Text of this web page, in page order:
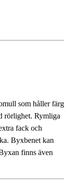
som håller färg
rörlighet. Rymliga
fack och
Byxbenet kan
finns även